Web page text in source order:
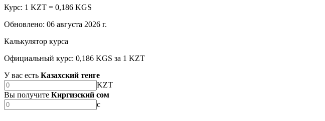
Курс: 1 KZT = 0,186 KGS
Обновлено: 06 августа 2026 г.
Калькулятор курса
Официальный курс: 0,186 KGS за 1 KZT
У вас есть Казахский тенге
KZT
Вы получите Киргизский сом
с